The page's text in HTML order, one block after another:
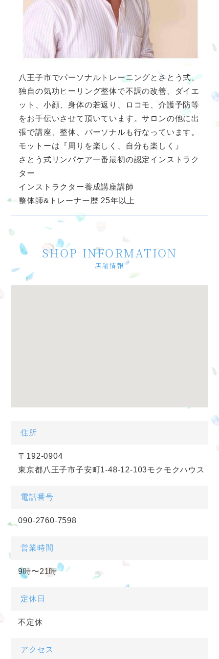
八王子市でパーソナルトレーニングとさとう式、
独自の気功ヒーリング整体で不調の改善、ダイエ
ット、小顔、身体の若返り、ロコモ、介護予防等
をお手伝いさせて頂いています。サロンの他に出
張で講座、整体、パーソナルも行なっています。
モットーは『周りを楽しく、自分も楽しく』
さとう式リンパケア一番最初の認定インストラク
ター
インストラクター養成講座講師
整体師&トレーナー歴 25年以上
SHOP INFORMATION
店舗情報
住所
〒192-0904
東京都八王子市子安町1-48-12-103モクモクハウス
電話番号
090-2760-7598
営業時間
9時〜21時
定休日
不定休
アクセス